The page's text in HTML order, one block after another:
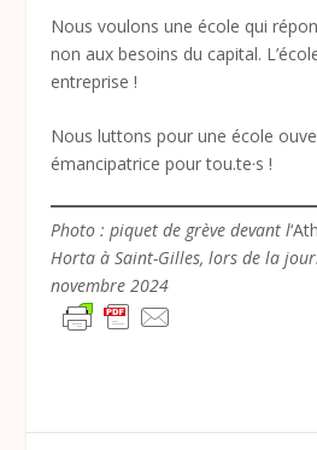
Nous voulons une école qui
non aux besoins du capital.
entreprise !
Nous luttons pour une école
émancipatrice pour tou.te·s !
Photo : piquet de grève devant l
Horta à Saint-Gilles, lors de la
novembre 2024